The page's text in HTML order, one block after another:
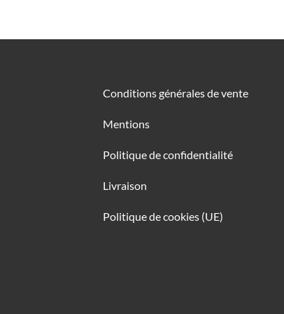
Conditions générales de vente
Mentions
Politique de confidentialité
Livraison
Politique de cookies (UE)